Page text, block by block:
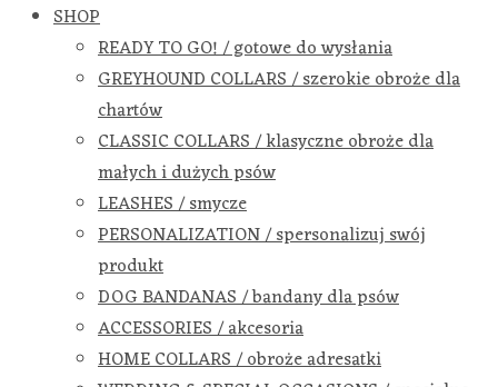
SHOP
READY TO GO! / gotowe do wysłania
GREYHOUND COLLARS / szerokie obroże dla
chartów
CLASSIC COLLARS / klasyczne obroże dla
małych i dużych psów
LEASHES / smycze
PERSONALIZATION / spersonalizuj swój
produkt
DOG BANDANAS / bandany dla psów
ACCESSORIES / akcesoria
HOME COLLARS / obroże adresatki